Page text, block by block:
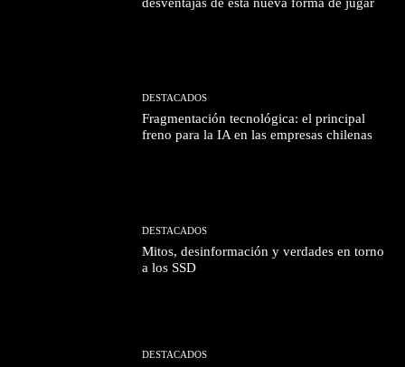
DESTACADOS
Fragmentación tecnológica: el principal
freno para la IA en las empresas chilenas
DESTACADOS
Mitos, desinformación y verdades en torno
a los SSD
DESTACADOS